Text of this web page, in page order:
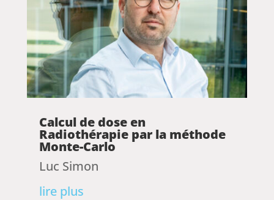
Calcul de dose en
Radiothérapie par la méthode
Monte-Carlo
Luc Simon
lire plus